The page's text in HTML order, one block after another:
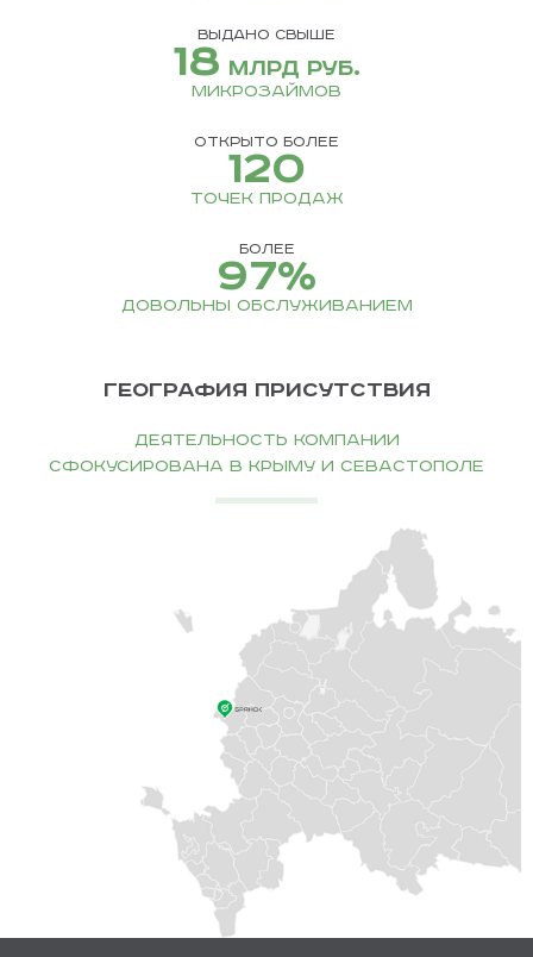
ТОП-10.
МКК «ВЫРУЧАЙ ДЕНЬГИ» –
МИКРОФИНАНСОВЫХ
Доступ к экспертизе и
микрокредитования 5 стран
Финансируем ваши мечты
выгодные займы на любые
Подробнее
ВЫДАНО СВЫШЕ
18 млрд руб.
микрозаймов
ОТКРЫТО БОЛЕЕ
120
точек продаж
БОЛЕЕ
97%
ДОВОЛЬНЫ ОБСЛУЖИВАНИЕМ
ГЕОГРАФИЯ ПРИСУТСТВИЯ
Деятельность компании
сфокусирована в Крыму и Севастополе